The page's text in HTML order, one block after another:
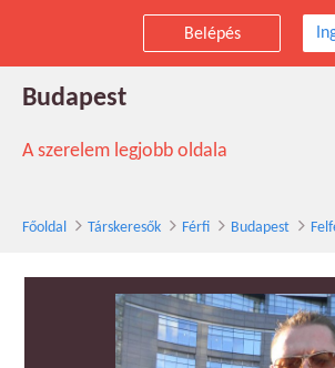
Belépés
Felfedező társkereső férfi,
Budapest
A szerelem legjobb oldala
Főoldal Társkeresők Férfi Budapest